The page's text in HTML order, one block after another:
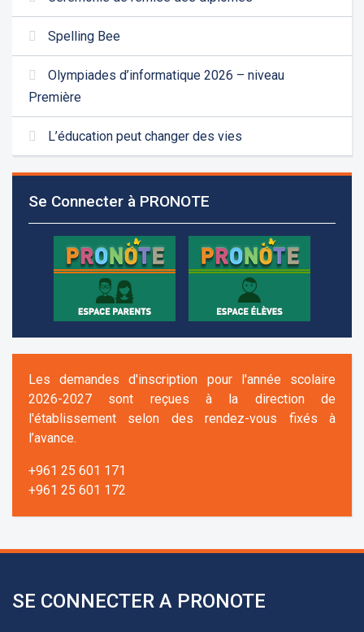
Spelling Bee
Olympiades d’informatique 2026 – niveau
Première
L’éducation peut changer des vies
Se Connecter à PRONOTE
Les demandes d'inscription pour l'année scolaire
2026-2027 sont reçues à la direction de
l'établissement selon des rendez-vous fixés à
l’avance.
+961 25 601 171
+961 25 601 172
SE CONNECTER A PRONOTE